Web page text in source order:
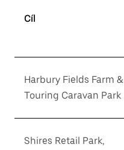
Cíl
Harbury Fields Farm &
Touring Caravan Park
Shires Retail Park,